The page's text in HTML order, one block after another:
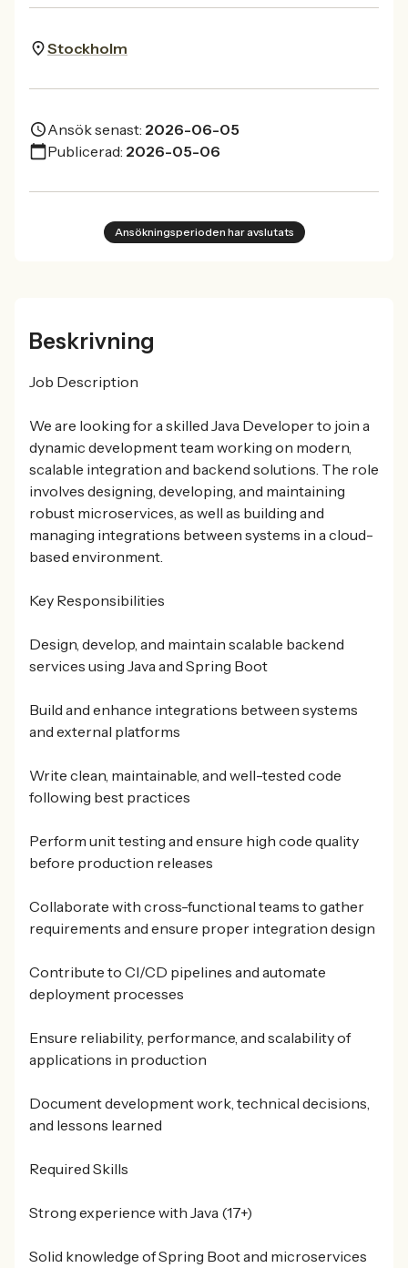
Stockholm
Ansök senast: 2026-06-05
Publicerad: 2026-05-06
Ansökningsperioden har avslutats
Beskrivning
Job Description
We are looking for a skilled Java Developer to join a
dynamic development team working on modern,
scalable integration and backend solutions. The role
involves designing, developing, and maintaining
robust microservices, as well as building and
managing integrations between systems in a cloud-
based environment.
Key Responsibilities
Design, develop, and maintain scalable backend
services using Java and Spring Boot
Build and enhance integrations between systems
and external platforms
Write clean, maintainable, and well-tested code
following best practices
Perform unit testing and ensure high code quality
before production releases
Collaborate with cross-functional teams to gather
requirements and ensure proper integration design
Contribute to CI/CD pipelines and automate
deployment processes
Ensure reliability, performance, and scalability of
applications in production
Document development work, technical decisions,
and lessons learned
Required Skills
Strong experience with Java (17+)
Solid knowledge of Spring Boot and microservices